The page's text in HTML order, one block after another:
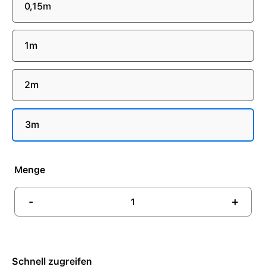
0,15m
1m
2m
3m
Menge
- +
Schnell zugreifen